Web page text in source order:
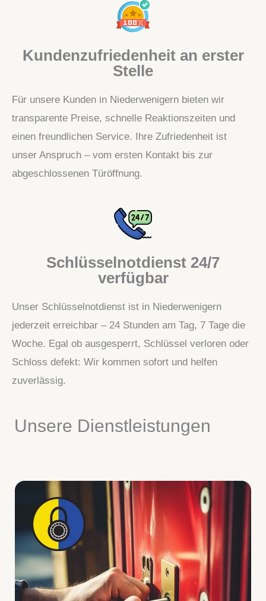
Kundenzufriedenheit an erster
Stelle
Für unsere Kunden in Niederwenigern bieten wir
transparente Preise, schnelle Reaktionszeiten und
einen freundlichen Service. Ihre Zufriedenheit ist
unser Anspruch – vom ersten Kontakt bis zur
abgeschlossenen Türöffnung.
Schlüsselnotdienst 24/7
verfügbar
Unser Schlüsselnotdienst ist in Niederwenigern
jederzeit erreichbar – 24 Stunden am Tag, 7 Tage die
Woche. Egal ob ausgesperrt, Schlüssel verloren oder
Schloss defekt: Wir kommen sofort und helfen
zuverlässig.
Unsere Dienstleistungen